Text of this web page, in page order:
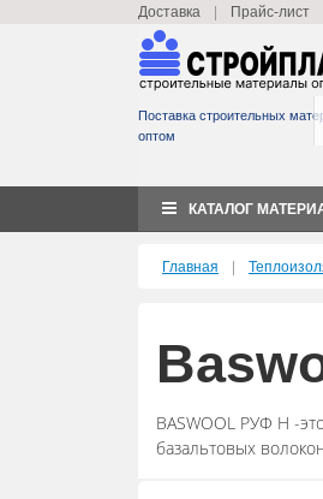
Доставка | Прайс-лист
Поставка строительных
оптом
КАТАЛОГ
Главная |
BASWOOL РУФ Н -
базальтовых